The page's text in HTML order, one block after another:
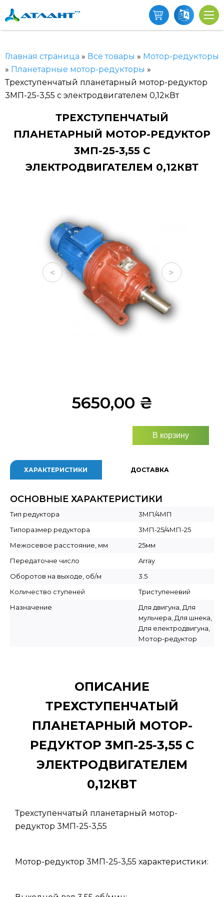
Главная страница » Все товары » Мотор-редукторы
» Планетарные мотор-редукторы »
Трехступенчатый планетарный мотор-редуктор
3МП-25-3,55 с электродвигателем 0,12кВт
ТРЕХСТУПЕНЧАТЫЙ
ПЛАНЕТАРНЫЙ МОТОР-РЕДУКТОР
3МП-25-3,55 С
ЭЛЕКТРОДВИГАТЕЛЕМ 0,12КВТ
< >
5650,00 ₴
В корзину
ХАРАКТЕРИСТИКИ ДОСТАВКА
ОСНОВНЫЕ ХАРАКТЕРИСТИКИ
Тип редуктора
3МП/4МП
Типоразмер редуктора
3МП-25/4МП-25
Межосевое расстояние, мм
25мм
Передаточне число
Array
Оборотов на выходе, об/м
3.5
Количество ступеней
Триступеневий
Назначение
Для двигуна, Для
мульчера, Для шнека,
Для електродвигуна,
Мотор-редуктор
ОПИСАНИЕ
ТРЕХСТУПЕНЧАТЫЙ
ПЛАНЕТАРНЫЙ МОТОР-
РЕДУКТОР 3МП-25-3,55 С
ЭЛЕКТРОДВИГАТЕЛЕМ
0,12КВТ
Трехступенчатый планетарный мотор-
редуктор 3МП-25-3,55
Мотор-редуктор 3МП-25-3,55 характеристики: